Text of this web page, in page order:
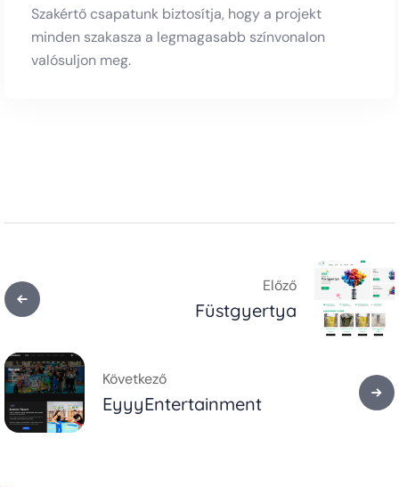
Szakértő csapatunk biztosítja, hogy a projekt
minden szakasza a legmagasabb színvonalon
valósuljon meg.
Előző
Füstgyertya
Következő
EyyyEntertainment